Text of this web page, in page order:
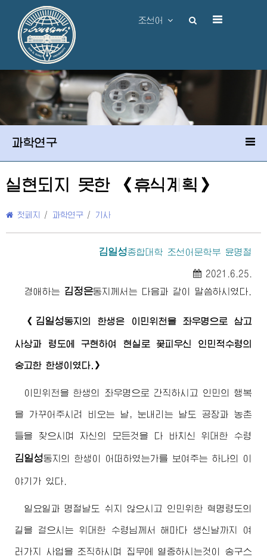
조선어
과학연구
실현되지 못한 《휴식계획》
첫페지 / 과학연구 / 기사
김일성종합대학 조선어문학부 윤명철
2021.6.25.
경애하는 김정은동지 께서는 다음과 같이 말씀하시였다.
《 김일성동지의 한생은 이민위천을 좌우명으로 삼고
사상과 령도에 구현하여 현실로 꽃피우신 인민적수령의
숭고한 한생이였다.》
이민위천을 한생의 좌우명으로 간직하시고 인민의 행복
을 가꾸어주시려 비오는 날, 눈내리는 날도 공장과 농촌
들을 찾으시며 자신의 모든것을 다 바치신위대한 수령
김일성동지 의 한생이 어떠하였는가를 보여주는 하나의 이
야기가 있다.
일요일과 명절날도 쉬지 않으시고 인민위한 혁명령도의
길을 걸으시는 위대한 수령님께서 해마다 생신날까지 여
러가지 사업을 조직하시며 집무에 열중하시는것이 송구스